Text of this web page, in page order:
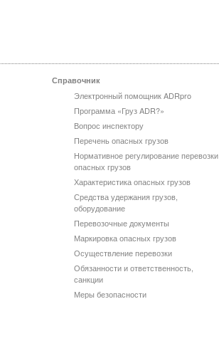
Справочник
Электронный помощник ADRpro
Программа «Груз ADR?»
Вопрос инспектору
Перечень опасных грузов
Нормативное регулирование перевозки
опасных грузов
Характеристика опасных грузов
Средства удержания грузов,
оборудование
Перевозочные документы
Маркировка опасных грузов
Осуществление перевозки
Обязанности и ответственность,
санкции
Меры безопасности